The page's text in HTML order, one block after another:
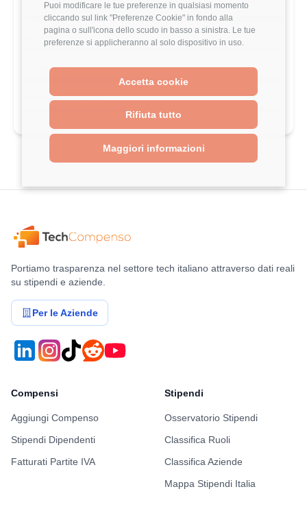
Puoi modificare le tue preferenze in qualsiasi momento
cliccando sul link "Preferenze Cookie" in fondo alla
pagina o sull'icona dello scudo in basso a sinistra. Le tue
preferenze si applicheranno al solo dispositivo in uso.
Accetta cookie
Rifiuta tutto
Maggiori informazioni
Stack Tecnologico
Benefits
Formazione
Indice Benessere
Portiamo trasparenza nel settore tech italiano attraverso dati reali
su stipendi e aziende.
Per le Aziende
Compensi
Aggiungi Compenso
Stipendi Dipendenti
Fatturati Partite IVA
Stipendi
Osservatorio Stipendi
Classifica Ruoli
Classifica Aziende
Mappa Stipendi Italia